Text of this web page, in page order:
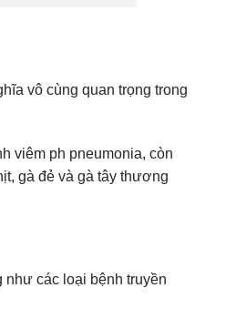
vô cùng quan trọng trong
viêm ph pneumonia, còn
gà đẻ và gà tây thương
như các loại bệnh truyền